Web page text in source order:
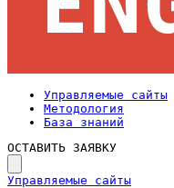
Управляемые сайты
Методология
База знаний
ОСТАВИТЬ ЗАЯВКУ
Управляемые сайты